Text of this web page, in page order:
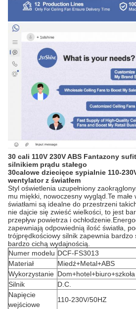
30 cali 110V 230V ABS Fantazony
silnikiem prądu stałego
30calowe dziecięce sypialnie 110-
wentylator z światłem
Styl oświetlenia uzupełniony
mu miękki, nowoczesny wygląd.Te
światłami są idealne do przestrzeni
nie dajcie się zwieść wielkości, to jest
przepływ powietrza i
zapewniają odpowiednią ilość światła,
trójprędkościowy silnik zapewnia bardzo
bardzo cichą wydajnością.
Numer modelu DCF-FS3013
Materiał
Miedź+Metal+ABS
Wykorzystanie Dom+hotel+biuro+szkoła
Silnik
D.C.
Napięcie
wejściowe
110-230V/50HZ